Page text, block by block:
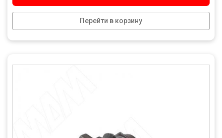
Перейти в корзину